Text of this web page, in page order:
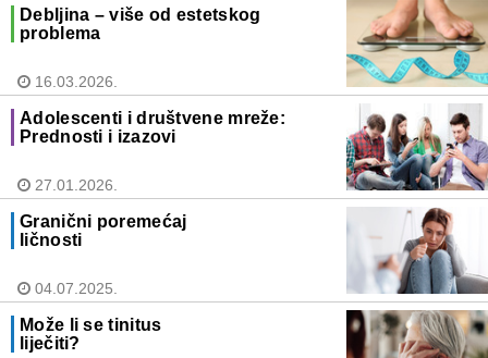
Debljina – više od estetskog
problema
16.03.2026.
Adolescenti i društvene mreže:
Prednosti i izazovi
27.01.2026.
Granični poremećaj
ličnosti
04.07.2025.
Može li se tinitus
liječiti?